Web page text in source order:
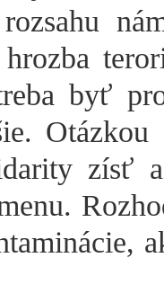
hrozba
byť
zísť